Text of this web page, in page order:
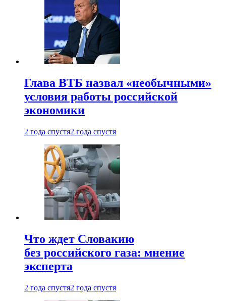
Глава ВТБ назвал «необычными»
условия работы российской
экономики
2 года спустя2 года спустя
Что ждет Словакию
без российского газа: мнение
эксперта
2 года спустя2 года спустя